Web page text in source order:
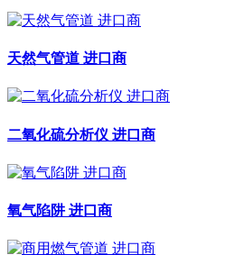
天然气管道 进口商
二氧化硫分析仪 进口商
氧气陷阱 进口商